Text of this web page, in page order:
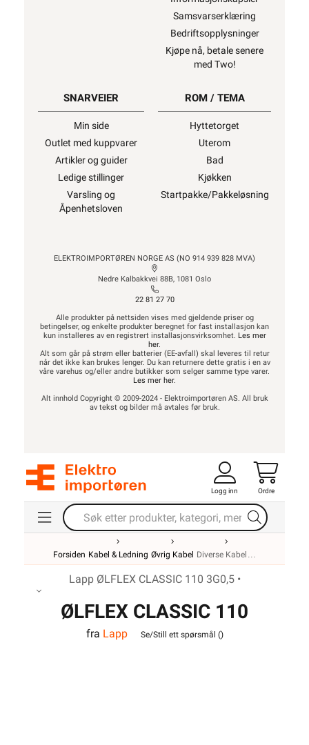
Samsvarserklæring
Bedriftsopplysninger
Kjøpe nå, betale senere
med Two!
SNARVEIER
Min side
Outlet med kuppvarer
Artikler og guider
Ledige stillinger
Varsling og
Åpenhetsloven
ROM / TEMA
Hyttetorget
Uterom
Bad
Kjøkken
Startpakke/Pakkeløsning
ELEKTROIMPORTØREN NORGE AS (NO 914 939 828 MVA)
Nedre Kalbakkvei 88B, 1081 Oslo
22 81 27 70
Alle produkter på nettsiden vises med gjeldende priser og
betingelser, og enkelte produkter beregnet for fast installasjon kan
kun installeres av en registrert installasjonsvirksomhet. Les mer
her.
Alt som går på strøm eller batterier (EE-avfall) skal leveres til retur
når det ikke kan brukes lenger. Du kan returnere dette gratis i en av
våre varehus og/eller andre butikker som selger samme type varer.
Les mer her.
Alt innhold Copyright © 2009-2024 - Elektroimportøren AS. All bruk
av tekst og bilder må avtales før bruk.
Logg inn Ordre
Forsiden Kabel & Ledning Øvrig Kabel Diverse Kabel
Lapp ØLFLEX CLASSIC 110 3G0,5 •
ØLFLEX CLASSIC 110
3G0,5
fra Lapp Se/Still ett spørsmål ()